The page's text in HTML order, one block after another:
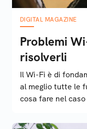
DIGITAL MAGAZINE
Problemi
risolverli
Il Wi-Fi è di
al meglio tutte le
cosa fare nel